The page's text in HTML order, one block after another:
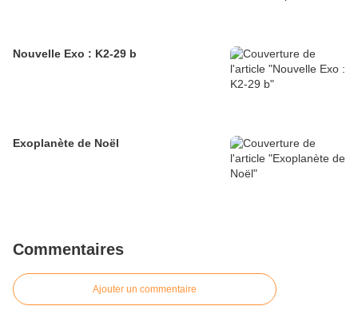
Nouvelle Exo : K2-29 b
Exoplanète de Noël
Commentaires
Ajouter un commentaire